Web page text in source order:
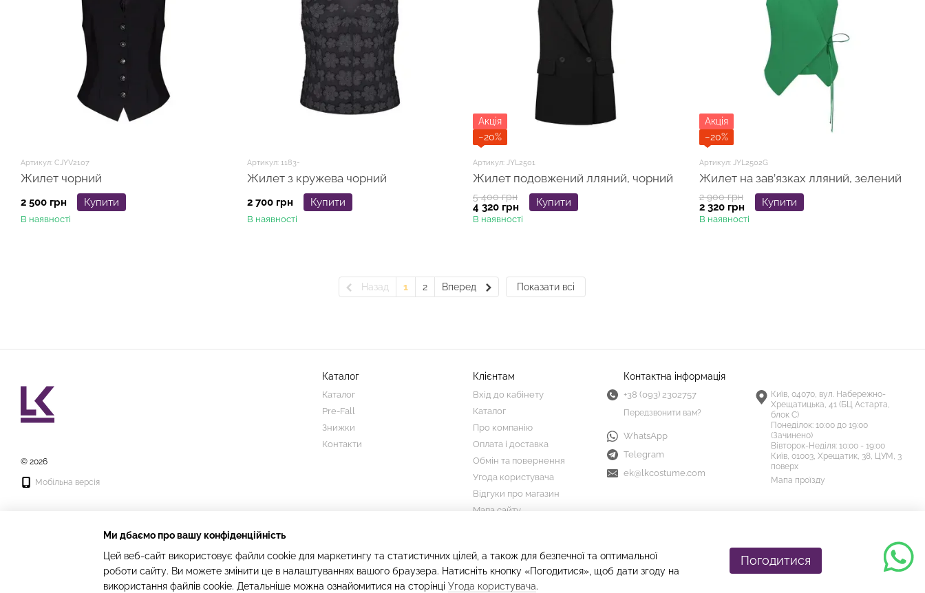
Артикул: CJYV2107
Жилет чорний
2 500 грн Купити
В наявності
Артикул: 1183-
Жилет з кружева чорний
2 700 грн Купити
В наявності
Акція
−20%
Артикул: JYL2501
Жилет подовжений лляний, чорний
5 400 грн
4 320 грн Купити
В наявності
Акція
−20%
Артикул: JYL2502G
Жилет на зав’язках лляний, зелений
2 900 грн
2 320 грн Купити
В наявності
Назад 1 2 Вперед Показати всі
© 2026
Мобільна версія
Каталог
Каталог
Pre-Fall
Знижки
Контакти
Клієнтам
Вхід до кабінету
Каталог
Про компанію
Оплата і доставка
Обмін та повернення
Угода користувача
Відгуки про магазин
Мапа сайту
Контактна інформація
+38 (093) 2302757
Передзвонити вам?
WhatsApp
Telegram
ek@lkcostume.com
Київ, 04070, вул. Набережно-
Хрещатицька, 41 (БЦ Астарта,
блок С)
Понеділок: 10:00 до 19:00
(Зачинено)
Вівторок-Неділя: 10:00 - 19:00
Київ, 01003, Хрещатик, 38, ЦУМ, 3
поверх
Мапа проїзду
Ми дбаємо про вашу конфіденційність
Цей веб-сайт використовує файли cookie для маркетингу та статистичних цілей, а також для безпечної та оптимальної
роботи сайту. Ви можете змінити це в налаштуваннях вашого браузера. Натисніть кнопку «Погодитися», щоб дати згоду на
використання файлів cookie. Детальніше можна ознайомитися на сторінці Угода користувача.
Погодитися